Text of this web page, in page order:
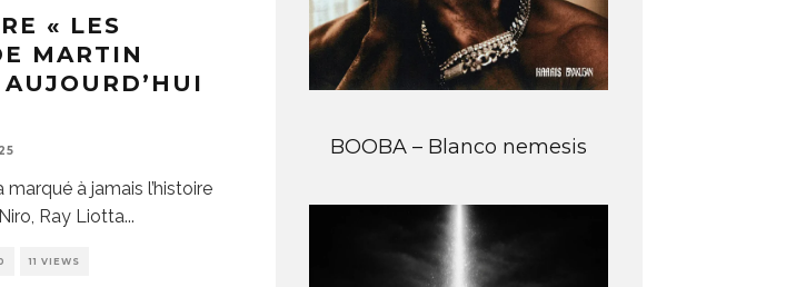
« LES
MARTIN
à jamais l’histoire
Ray Liotta...
11 VIEWS
BOOBA – Blanco nemesis